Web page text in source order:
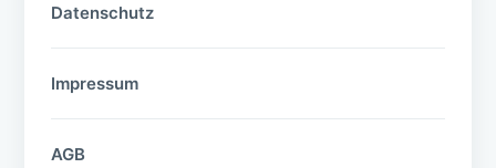
Datenschutz
Impressum
AGB